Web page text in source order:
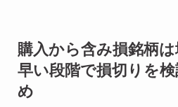
購入から含み損銘柄
早い段階で損切りを
め